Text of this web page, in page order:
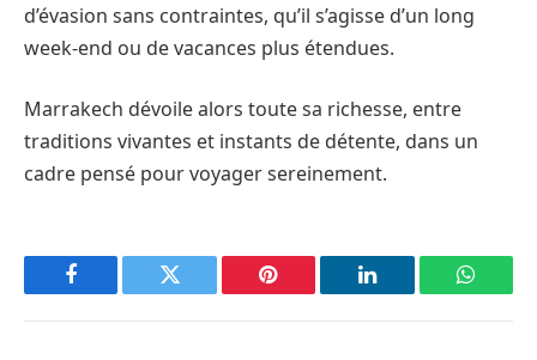
d’évasion sans contraintes, qu’il s’agisse d’un long
week-end ou de vacances plus étendues.
Marrakech dévoile alors toute sa richesse, entre
traditions vivantes et instants de détente, dans un
cadre pensé pour voyager sereinement.
Facebook Twitter Pinterest LinkedIn